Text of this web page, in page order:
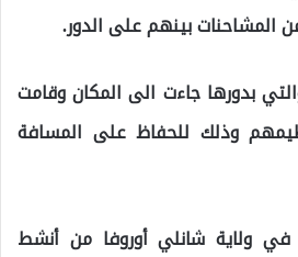
المشاحنات بينهم على الدور.
بدورها جاءت الى المكان وقامت
وذلك للحفاظ على المسافة
في ولاية شانلي أوروفا من أنشط